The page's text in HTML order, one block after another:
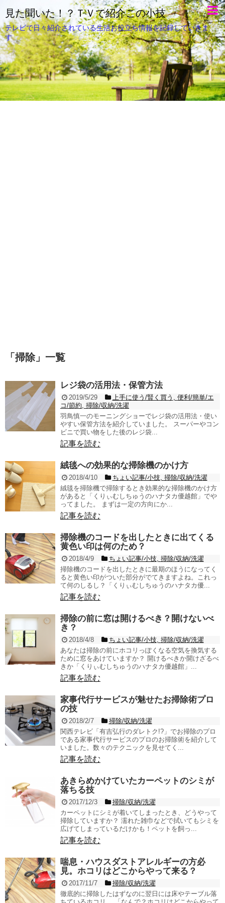
見た聞いた！？ＴＶで紹介この小技
テレビで日々紹介されている生活お役立ち情報を記録していきま
す
「 掃除」 一覧
レジ袋の活用法・保管方法
2019/5/29 上手に使う/賢く買う
便利/簡単/エ
コ/節約 掃除/収納/洗濯
羽鳥慎一のモーニングショーでレジ袋の活用法・使い
やすい保管方法を紹介していました。 スーパーやコン
ビニで買い物をした後のレジ袋...
記事を読む
絨毯への効果的な掃除機のかけ方
2018/4/10 ちょい記事/小技, 掃除/収納/洗濯
絨毯を掃除機で掃除するとき効果的な掃除機のかけ方
があると「くりぃむしちゅうのハナタカ優越館」でや
ってました。 まずは一定の方向にか...
記事を読む
掃除機のコードを出したときに出てくる
黄色い印は何のため？
2018/4/9 ちょい記事/小技, 掃除/収納/洗濯
掃除機のコードを出したときに最期のほうになってく
ると黄色い印がついた部分がでてきますよね。これっ
て何のしるし？「くりぃむしちゅうのハナタカ優...
記事を読む
掃除の前に窓は開けるべき？開けないべ
き？
2018/4/8 ちょい記事/小技, 掃除/収納/洗濯
あなたは掃除の前にホコリっぽくなる空気を換気する
ために窓をあけていますか？ 開けるべきか開けざるべ
きか「くりぃむしちゅうのハナタカ優越館」...
記事を読む
家事代行サービスが魅せたお掃除術プロ
の技
2018/2/7
掃除/収納/洗濯
関西テレビ「有吉弘行のダレトク!?」でお掃除のプロ
である家事代行サービスのプロのお掃除術を紹介して
いました。数々のテクニックを見せてく...
記事を読む
あきらめかけていたカーペットのシミが
落ちる技
2017/12/3
掃除/収納/洗濯
カーペットにシミが着いてしまったとき、どうやって
掃除していますか？ 濡れた雑巾などで拭いてもシミを
広げてしまっているだけかも！ペットを飼っ...
記事を読む
喘息・ハウスダストアレルギーの方必
見。ホコリはどこからやって来る？
2017/11/7
掃除/収納/洗濯
徹底的に掃除したはずなのに翌日には床やテーブル落